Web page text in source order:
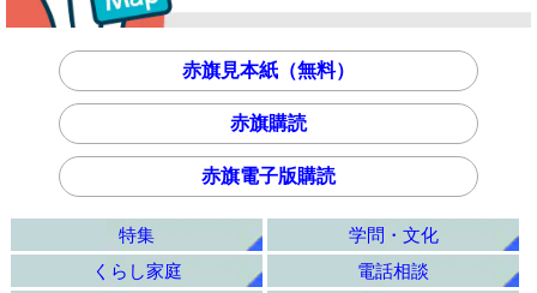
赤旗見本紙（無料）
赤旗購読
赤旗電子版購読
特集
学問・文化
くらし家庭
電話相談